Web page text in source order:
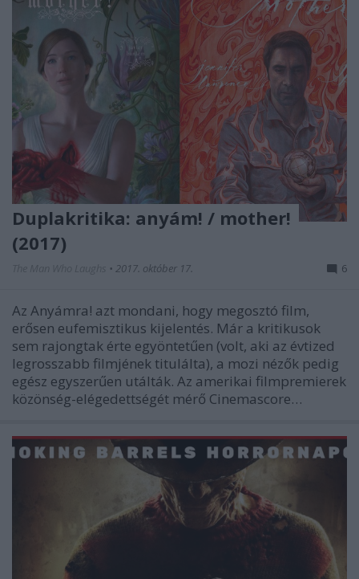
Duplakritika: anyám! / mother!
(2017)
• 2017. október 17. 6
Az Anyámra! azt mondani, hogy megosztó film,
erősen eufemisztikus kijelentés. Már a kritikusok
sem rajongtak érte egyöntetűen (volt, aki az évtized
legrosszabb filmjének titulálta), a mozi nézők pedig
egész egyszerűen utálták. Az amerikai filmpremierek
közönség-elégedettségét mérő Cinemascore…